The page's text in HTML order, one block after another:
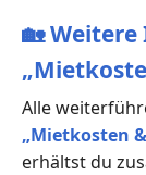
🏡Weitere
Alle
„Mietkosten
erhältst du